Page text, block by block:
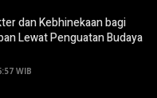
dan Kebhinekaan bagi
Lewat Penguatan Budaya
WIB